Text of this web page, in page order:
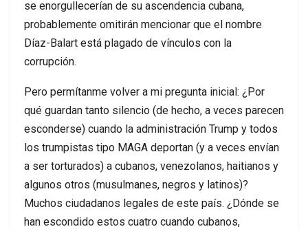
se enorgullecerían de su ascendencia cubana,
probablemente omitirán mencionar que el nombre
Díaz-Balart está plagado de vínculos con la
corrupción.
Pero permítanme volver a mi pregunta inicial: ¿Por
qué guardan tanto silencio (de hecho, a veces parecen
esconderse) cuando la administración Trump y todos
los trumpistas tipo MAGA deportan (y a veces envían
a ser torturados) a cubanos, venezolanos, haitianos y
algunos otros (musulmanes, negros y latinos)?
Muchos ciudadanos legales de este país. ¿Dónde se
han escondido estos cuatro cuando cubanos,